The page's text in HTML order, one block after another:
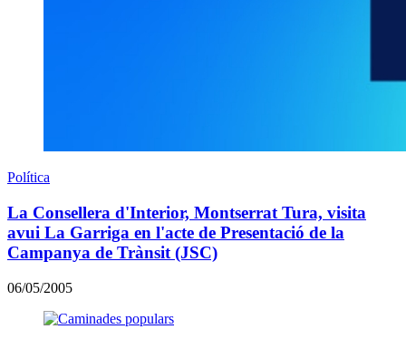
Política
La Consellera d'Interior, Montserrat Tura, visita
avui La Garriga en l'acte de Presentació de la
Campanya de Trànsit (JSC)
06/05/2005